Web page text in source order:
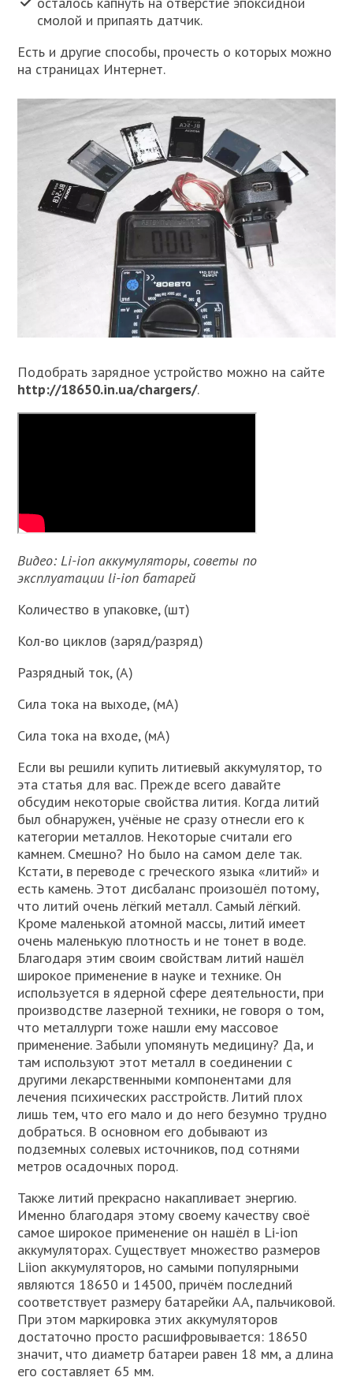
смолой и припаять датчик.
Есть и другие способы, прочесть о которых можно
на страницах Интернет.
Подобрать зарядное устройство можно на сайте
http://18650.in.ua/chargers/.
Видео: Li-ion аккумуляторы, советы по
эксплуатации li-ion батарей
Количество в упаковке, (шт)
Кол-во циклов (заряд/разряд)
Разрядный ток, (А)
Сила тока на выходе, (мА)
Сила тока на входе, (мА)
Если вы решили купить литиевый аккумулятор, то
эта статья для вас. Прежде всего давайте
обсудим некоторые свойства лития. Когда литий
был обнаружен, учёные не сразу отнесли его к
категории металлов. Некоторые считали его
камнем. Смешно? Но было на самом деле так.
Кстати, в переводе с греческого языка «литий» и
есть камень. Этот дисбаланс произошёл потому,
что литий очень лёгкий металл. Самый лёгкий.
Кроме маленькой атомной массы, литий имеет
очень маленькую плотность и не тонет в воде.
Благодаря этим своим свойствам литий нашёл
широкое применение в науке и технике. Он
используется в ядерной сфере деятельности, при
производстве лазерной техники, не говоря о том,
что металлурги тоже нашли ему массовое
применение. Забыли упомянуть медицину? Да, и
там используют этот металл в соединении с
другими лекарственными компонентами для
лечения психических расстройств. Литий плох
лишь тем, что его мало и до него безумно трудно
добраться. В основном его добывают из
подземных солевых источников, под сотнями
метров осадочных пород.
Также литий прекрасно накапливает энергию.
Именно благодаря этому своему качеству своё
самое широкое применение он нашёл в Li-ion
аккумуляторах. Существует множество размеров
Liion аккумуляторов, но самыми популярными
являются 18650 и 14500, причём последний
соответствует размеру батарейки AA, пальчиковой.
При этом маркировка этих аккумуляторов
достаточно просто расшифровывается: 18650
значит, что диаметр батареи равен 18 мм, а длина
его составляет 65 мм.